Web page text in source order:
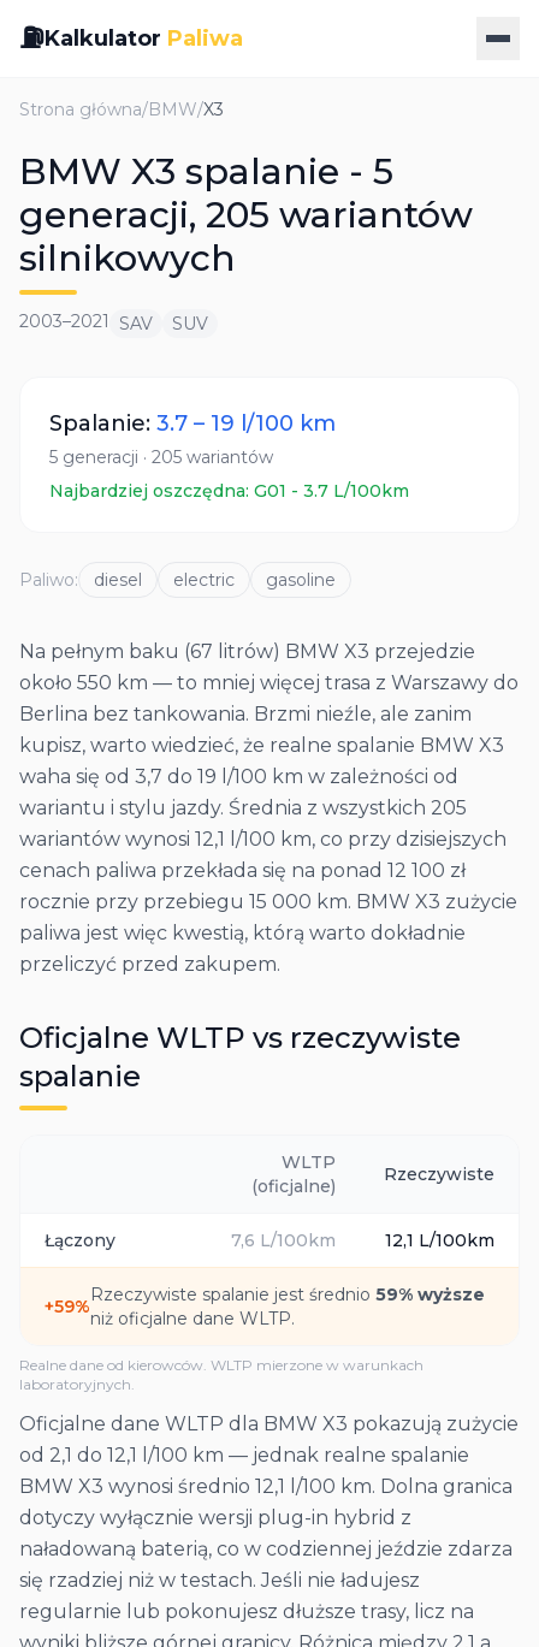
⛽Kalkulator Paliwa
Strona główna/BMW/X3
BMW X3 spalanie - 5
generacji, 205 wariantów
silnikowych
2003–2021 SAV SUV
Spalanie: 3.7 – 19 l/100 km
5 generacji · 205 wariantów
Najbardziej oszczędna: G01 - 3.7 L/100km
Paliwo: diesel electric gasoline
Na pełnym baku (67 litrów) BMW X3 przejedzie
około 550 km — to mniej więcej trasa z Warszawy do
Berlina bez tankowania. Brzmi nieźle, ale zanim
kupisz, warto wiedzieć, że realne spalanie BMW X3
waha się od 3,7 do 19 l/100 km w zależności od
wariantu i stylu jazdy. Średnia z wszystkich 205
wariantów wynosi 12,1 l/100 km, co przy dzisiejszych
cenach paliwa przekłada się na ponad 12 100 zł
rocznie przy przebiegu 15 000 km. BMW X3 zużycie
paliwa jest więc kwestią, którą warto dokładnie
przeliczyć przed zakupem.
Oficjalne WLTP vs rzeczywiste
spalanie
WLTP
(oficjalne)
Rzeczywiste
Łączony 7,6 L/100km 12,1 L/100km
+59%
Rzeczywiste spalanie jest średnio 59% wyższe
niż oficjalne dane WLTP.
Realne dane od kierowców. WLTP mierzone w warunkach
laboratoryjnych.
Oficjalne dane WLTP dla BMW X3 pokazują zużycie
od 2,1 do 12,1 l/100 km — jednak realne spalanie
BMW X3 wynosi średnio 12,1 l/100 km. Dolna granica
dotyczy wyłącznie wersji plug-in hybrid z
naładowaną baterią, co w codziennej jeździe zdarza
się rzadziej niż w testach. Jeśli nie ładujesz
regularnie lub pokonujesz dłuższe trasy, licz na